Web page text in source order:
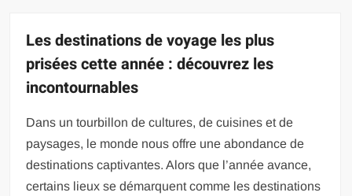
Les destinations de voyage les plus
prisées cette année : découvrez les
incontournables
Dans un tourbillon de cultures, de cuisines et de
paysages, le monde nous offre une abondance de
destinations captivantes. Alors que l’année avance,
certains lieux se démarquent comme les destinations